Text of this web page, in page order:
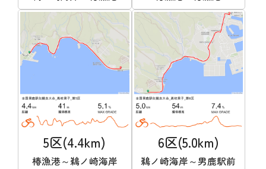
5区(4.4km)
椿漁港～鵜ノ崎海岸
6区(5.0km)
鵜ノ崎海岸～男鹿駅前